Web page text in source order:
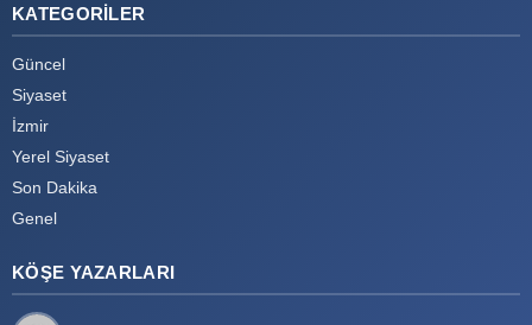
KATEGORILER
Güncel
Siyaset
İzmir
Yerel Siyaset
Son Dakika
Genel
KÖŞE YAZARLARI